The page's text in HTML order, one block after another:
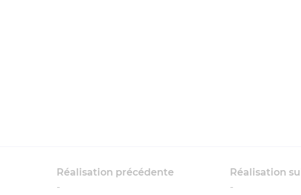
Réalisation précédente
-
Réalisation
-